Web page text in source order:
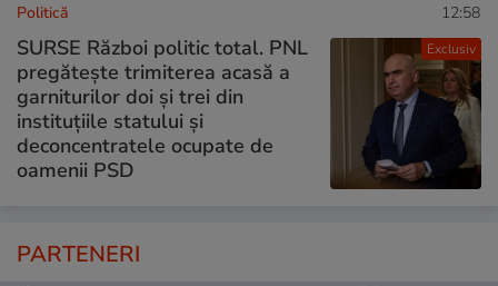
Exclusiv
Politică 12:58
SURSE Război politic total. PNL
pregătește trimiterea acasă a
garniturilor doi și trei din
instituțiile statului și
deconcentratele ocupate de
oamenii PSD
PARTENERI